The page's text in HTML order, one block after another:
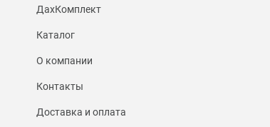
ДахКомплект
Каталог
О компании
Контакты
Доставка и оплата